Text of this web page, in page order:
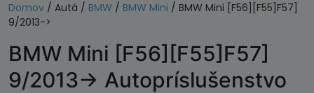
Domov / Autá / BMW / BMW Mini / BMW Mini [F56][F55]F57]
9/2013->
BMW Mini [F56][F55]F57]
9/2013-> Autopríslušenstvo